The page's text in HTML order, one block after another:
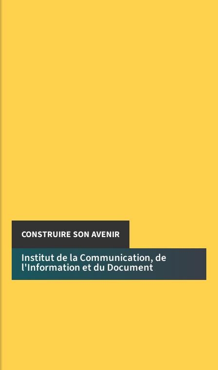
CONSTRUIRE SON AVENIR
Institut de la Communication, de
l'Information et du Document